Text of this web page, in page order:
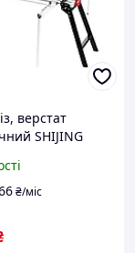
верстат
SHIJING
₴/міс